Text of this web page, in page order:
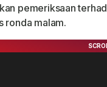
pemeriksaan
ronda malam.